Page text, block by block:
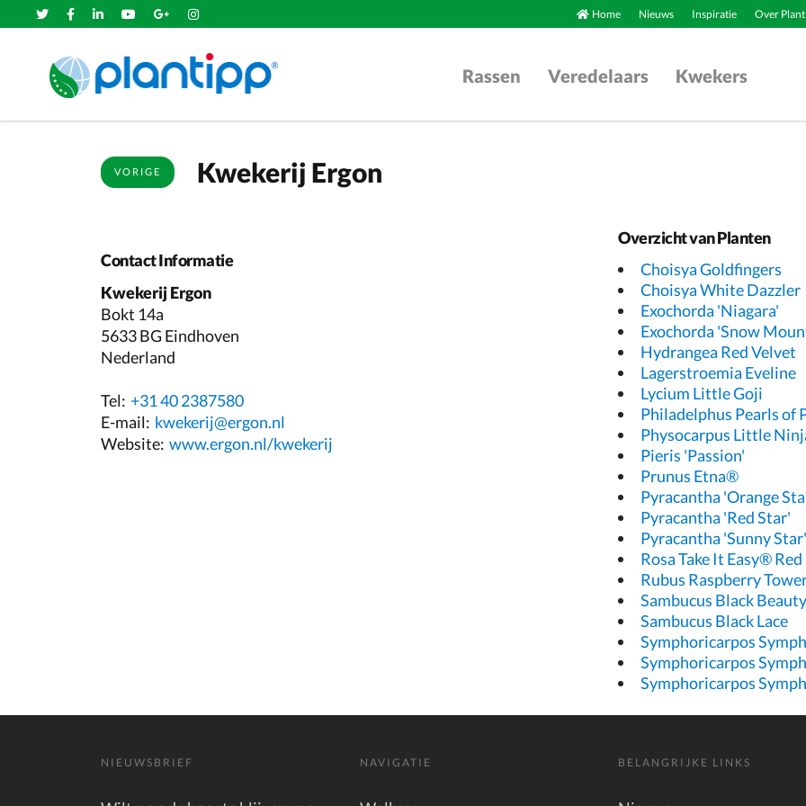
Home Nieuws Inspiratie Over
Rassen Veredelaars Kwekers
VORIGE Kwekerij Ergon
Contact Informatie
Kwekerij Ergon
Bokt 14a
5633 BG Eindhoven
Nederland
Tel: +31 40 2387580
E-mail: kwekerij@ergon.nl
Website: www.ergon.nl/kwekerij
Overzicht van Planten
Choisya Goldfingers
Choisya White Dazzler
Exochorda 'Niagara'
Exochorda 'Snow
Hydrangea Red Velvet
Lagerstroemia Eveline
Lycium Little Goji
Philadelphus Pearls of
Physocarpus Little
Pieris 'Passion'
Prunus Etna®
Pyracantha 'Orange
Pyracantha 'Red Star'
Pyracantha 'Sunny Star'
Rosa Take It Easy® Red
Rubus Raspberry
Sambucus Black Beauty
Sambucus Black Lace
Symphoricarpos
Symphoricarpos
Symphoricarpos
NIEUWSBRIEF NAVIGATIE BELANGRIJKE LINKS